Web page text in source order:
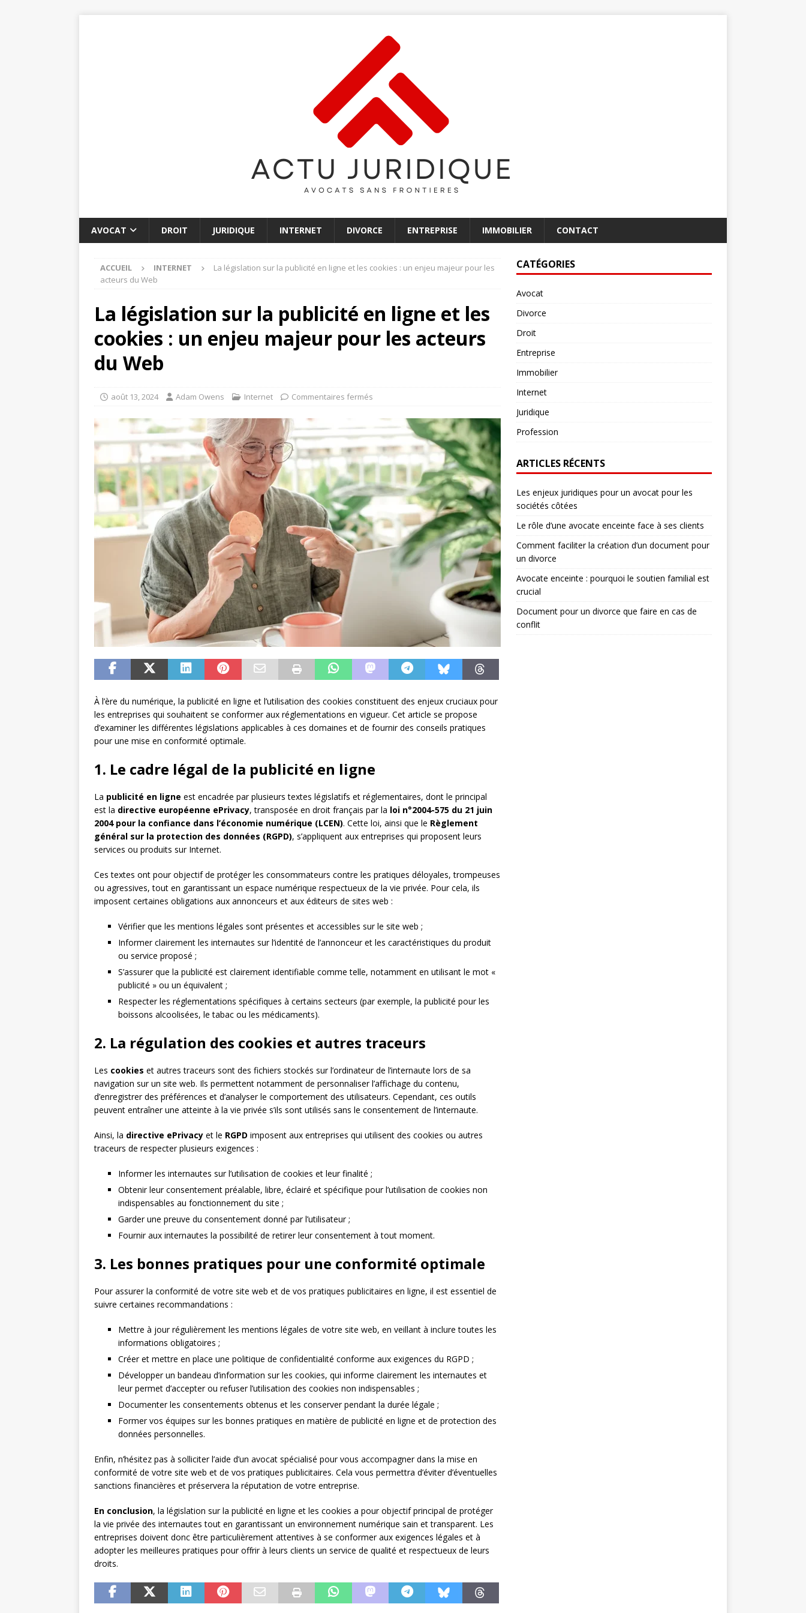
AVOCAT DROIT JURIDIQUE INTERNET DIVORCE ENTREPRISE IMMOBILIER CONTACT
ACCUEIL INTERNET
La législation sur la publicité en ligne et les cookies : un enjeu majeur pour les
acteurs du Web
La législation sur la publicité en ligne et les
cookies : un enjeu majeur pour les acteurs
du Web
août 13, 2024 Adam Owens Internet Commentaires fermés
À l’ère du numérique, la publicité en ligne et l’utilisation des cookies constituent des enjeux cruciaux pour
les entreprises qui souhaitent se conformer aux réglementations en vigueur. Cet article se propose
d’examiner les différentes législations applicables à ces domaines et de fournir des conseils pratiques
pour une mise en conformité optimale.
1. Le cadre légal de la publicité en ligne
La publicité en ligne est encadrée par plusieurs textes législatifs et réglementaires, dont le principal
est la directive européenne ePrivacy, transposée en droit français par la loi n°2004-575 du 21 juin
2004 pour la confiance dans l’économie numérique (LCEN). Cette loi, ainsi que le Règlement
général sur la protection des données (RGPD), s’appliquent aux entreprises qui proposent leurs
services ou produits sur Internet.
Ces textes ont pour objectif de protéger les consommateurs contre les pratiques déloyales, trompeuses
ou agressives, tout en garantissant un espace numérique respectueux de la vie privée. Pour cela, ils
imposent certaines obligations aux annonceurs et aux éditeurs de sites web :
Vérifier que les mentions légales sont présentes et accessibles sur le site web ;
Informer clairement les internautes sur l’identité de l’annonceur et les caractéristiques du produit
ou service proposé ;
S’assurer que la publicité est clairement identifiable comme telle, notamment en utilisant le mot «
publicité » ou un équivalent ;
Respecter les réglementations spécifiques à certains secteurs (par exemple, la publicité pour les
boissons alcoolisées, le tabac ou les médicaments).
2. La régulation des cookies et autres traceurs
Les cookies et autres traceurs sont des fichiers stockés sur l’ordinateur de l’internaute lors de sa
navigation sur un site web. Ils permettent notamment de personnaliser l’affichage du contenu,
d’enregistrer des préférences et d’analyser le comportement des utilisateurs. Cependant, ces outils
peuvent entraîner une atteinte à la vie privée s’ils sont utilisés sans le consentement de l’internaute.
Ainsi, la directive ePrivacy et le RGPD imposent aux entreprises qui utilisent des cookies ou autres
traceurs de respecter plusieurs exigences :
Informer les internautes sur l’utilisation de cookies et leur finalité ;
Obtenir leur consentement préalable, libre, éclairé et spécifique pour l’utilisation de cookies non
indispensables au fonctionnement du site ;
Garder une preuve du consentement donné par l’utilisateur ;
Fournir aux internautes la possibilité de retirer leur consentement à tout moment.
3. Les bonnes pratiques pour une conformité optimale
Pour assurer la conformité de votre site web et de vos pratiques publicitaires en ligne, il est essentiel de
suivre certaines recommandations :
Mettre à jour régulièrement les mentions légales de votre site web, en veillant à inclure toutes les
informations obligatoires ;
Créer et mettre en place une politique de confidentialité conforme aux exigences du RGPD ;
Développer un bandeau d’information sur les cookies, qui informe clairement les internautes et
leur permet d’accepter ou refuser l’utilisation des cookies non indispensables ;
Documenter les consentements obtenus et les conserver pendant la durée légale ;
Former vos équipes sur les bonnes pratiques en matière de publicité en ligne et de protection des
données personnelles.
Enfin, n’hésitez pas à solliciter l’aide d’un avocat spécialisé pour vous accompagner dans la mise en
conformité de votre site web et de vos pratiques publicitaires. Cela vous permettra d’éviter d’éventuelles
sanctions financières et préservera la réputation de votre entreprise.
En conclusion, la législation sur la publicité en ligne et les cookies a pour objectif principal de protéger
la vie privée des internautes tout en garantissant un environnement numérique sain et transparent. Les
entreprises doivent donc être particulièrement attentives à se conformer aux exigences légales et à
adopter les meilleures pratiques pour offrir à leurs clients un service de qualité et respectueux de leurs
droits.
CATÉGORIES
Avocat
Divorce
Droit
Entreprise
Immobilier
Internet
Juridique
Profession
ARTICLES RÉCENTS
Les enjeux juridiques pour un avocat pour les
sociétés côtées
Le rôle d’une avocate enceinte face à ses clients
Comment faciliter la création d’un document pour
un divorce
Avocate enceinte : pourquoi le soutien familial est
crucial
Document pour un divorce que faire en cas de
conflit